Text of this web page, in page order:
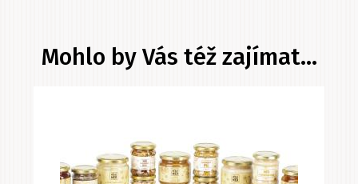
Mohlo by Vás též zajímat...